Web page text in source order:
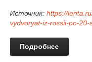
Источник: https://
vydvoryat-iz-rossii-po-20-
Подробнее